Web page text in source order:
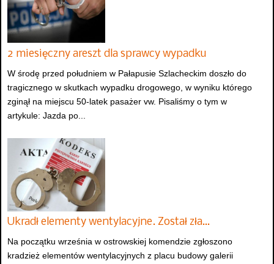
2 miesięczny areszt dla sprawcy wypadku
W środę przed południem w Pałapusie Szlacheckim doszło do
tragicznego w skutkach wypadku drogowego, w wyniku którego
zginął na miejscu 50-latek pasażer vw. Pisaliśmy o tym w
artykule: Jazda po...
Ukradł elementy wentylacyjne. Został zła…
Na początku września w ostrowskiej komendzie zgłoszono
kradzież elementów wentylacyjnych z placu budowy galerii